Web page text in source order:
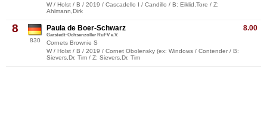
W / Holst / B / 2019 / Cascadello I / Candillo / B: Eiklid,Tore / Z:
Ahlmann,Dirk
8
830
8.00
Paula de Boer-Schwarz
Garstedt-Ochsenzoller RuFV e.V.
Cornets Brownie S
W / Holst / B / 2019 / Cornet Obolensky (ex: Windows / Contender / B:
Sievers,Dr. Tim / Z: Sievers,Dr. Tim